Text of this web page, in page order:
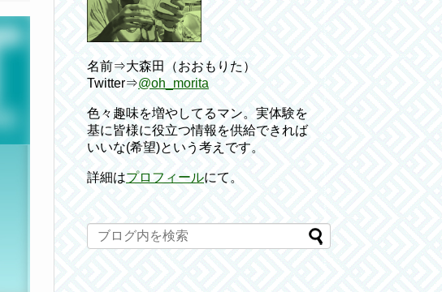
名前⇒大森田（おおもりた）
Twitter⇒@oh_morita
色々趣味を増やしてるマン。実体験を
基に皆様に役立つ情報を供給できれば
いいな(希望)という考えです。
詳細はプロフィールにて。